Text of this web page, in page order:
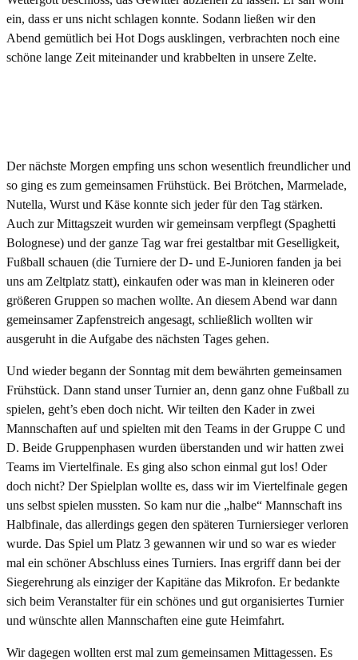
ein, dass er uns nicht schlagen konnte. Sodann ließen wir den
Abend gemütlich bei Hot Dogs ausklingen, verbrachten noch eine
schöne lange Zeit miteinander und krabbelten in unsere Zelte.
Der nächste Morgen empfing uns schon wesentlich freundlicher und
so ging es zum gemeinsamen Frühstück. Bei Brötchen, Marmelade,
Nutella, Wurst und Käse konnte sich jeder für den Tag stärken.
Auch zur Mittagszeit wurden wir gemeinsam verpflegt (Spaghetti
Bolognese) und der ganze Tag war frei gestaltbar mit Geselligkeit,
Fußball schauen (die Turniere der D- und E-Junioren fanden ja bei
uns am Zeltplatz statt), einkaufen oder was man in kleineren oder
größeren Gruppen so machen wollte. An diesem Abend war dann
gemeinsamer Zapfenstreich angesagt, schließlich wollten wir
ausgeruht in die Aufgabe des nächsten Tages gehen.
Und wieder begann der Sonntag mit dem bewährten gemeinsamen
Frühstück. Dann stand unser Turnier an, denn ganz ohne Fußball zu
spielen, geht’s eben doch nicht. Wir teilten den Kader in zwei
Mannschaften auf und spielten mit den Teams in der Gruppe C und
D. Beide Gruppenphasen wurden überstanden und wir hatten zwei
Teams im Viertelfinale. Es ging also schon einmal gut los! Oder
doch nicht? Der Spielplan wollte es, dass wir im Viertelfinale gegen
uns selbst spielen mussten. So kam nur die „halbe“ Mannschaft ins
Halbfinale, das allerdings gegen den späteren Turniersieger verloren
wurde. Das Spiel um Platz 3 gewannen wir und so war es wieder
mal ein schöner Abschluss eines Turniers. Inas ergriff dann bei der
Siegerehrung als einziger der Kapitäne das Mikrofon. Er bedankte
sich beim Veranstalter für ein schönes und gut organisiertes Turnier
und wünschte allen Mannschaften eine gute Heimfahrt.
Wir dagegen wollten erst mal zum gemeinsamen Mittagessen. Es